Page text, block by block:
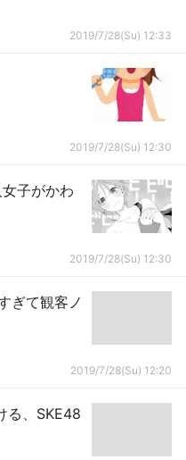
2019/7/28(Su) 12:33
2019/7/28(Su) 12:30
子がかわ
2019/7/28(Su) 12:30
ぎて観客ノ
2019/7/28(Su) 12:20
る、SKE48